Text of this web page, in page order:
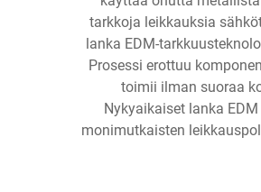
tarkkoja leikkauksia
lanka EDM-
Prosessi erottuu
toimii ilman suoraa
Nykyaikaiset lanka
monimutkaisten